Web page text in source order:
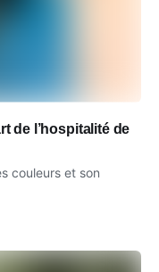
de l’hospitalité de
couleurs et son